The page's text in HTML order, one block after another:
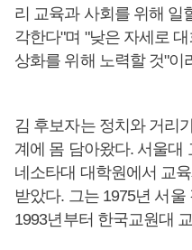
리 교육과 사회를 위해 일
각한다"며 "낮은 자세로
상화를 위해 노력할 것"이
김 후보자는 정치와 거리
계에 몸 담아왔다. 서울대
네소타대 대학원에서 교
받았다. 그는 1975년 서
1993년부터 한국교원대